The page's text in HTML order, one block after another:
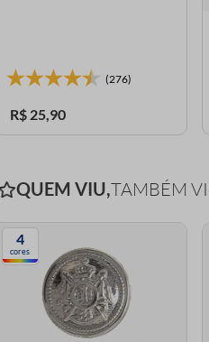
(276)
R$ 25, 90
QUEM VIU,TAMBÉM
4
cores